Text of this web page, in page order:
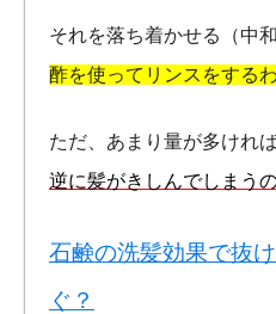
それを落ち着かせる（中
酢を使ってリンスをする
ただ、あまり量が多けれ
逆に髪がきしんでしまう
石鹸の洗髪効果で抜
ぐ？